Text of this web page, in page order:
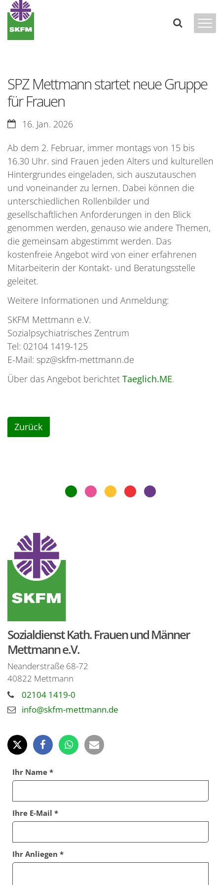
Zum Inhalt springen
SPZ Mettmann startet neue Gruppe
für Frauen
Datum:16. Jan. 2026
Ab dem 2. Februar, immer montags von 15 bis
16.30 Uhr. sind Frauen jeden Alters und kulturellen
Hintergrundes eingeladen, sich auszutauschen
und voneinander zu lernen. Dabei können die
unterschiedlichen Rollenbilder und
gesellschaftlichen Anforderungen in den Blick
genommen werden, genauso wie andere Themen,
die gemeinsam abgestimmt werden. Das
kostenfreie Angebot wird von einer erfahrenen
Mitarbeiterin der Kontakt- und Beratungsstelle
geleitet.
Weitere Informationen und Anmeldung:
SKFM Mettmann e.V.
Sozialpsychiatrisches Zentrum
Tel: 02104 1419-125
E-Mail: spz@skfm-mettmann.de
Über das Angebot berichtet Taeglich.ME.
Zurück
Sozialdienst Kath. Frauen und Männer
Mettmann e.V.
Neanderstraße 68-72
40822 Mettmann
02104 1419-0
info@skfm-mettmann.de
Ihr Name *
Ihre E-Mail *
Ihr Anliegen *